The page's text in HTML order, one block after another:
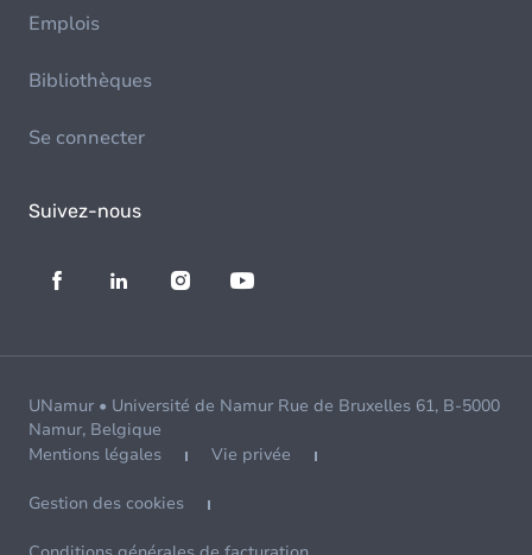
Emplois
Bibliothèques
Se connecter
Suivez-nous
UNamur • Université de Namur Rue de Bruxelles 61, B-5000
Namur, Belgique
Mentions légales
Vie privée
Gestion des cookies